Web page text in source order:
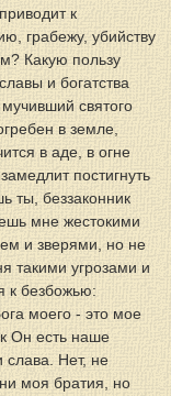
к
грабежу, убийству
Какую пользу
и богатства
святого
в земле,
в аде, в огне
постигнуть
ты, беззаконник
мне жестокими
и зверями, но не
такими угрозами и
к безбожью:
моего - это мое
Он есть наше
слава. Нет, не
моя братия, но